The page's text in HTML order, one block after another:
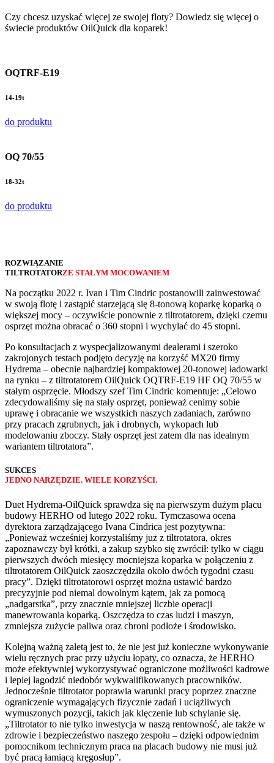
Czy chcesz uzyskać więcej ze swojej floty? Dowiedz się więcej o
świecie produktów OilQuick dla koparek!
OQTRF-E19
14-19t
do produktu
OQ 70/55
18-32t
do produktu
ROZWIĄZANIE
TILTROTATORZE STAŁYM MOCOWANIEM
Na początku 2022 r. Ivan i Tim Cindric postanowili zainwestować
w swoją flotę i zastąpić starzejącą się 8-tonową koparkę koparką o
większej mocy – oczywiście ponownie z tiltrotatorem, dzięki czemu
osprzęt można obracać o 360 stopni i wychylać do 45 stopni.
Po konsultacjach z wyspecjalizowanymi dealerami i szeroko
zakrojonych testach podjęto decyzję na korzyść MX20 firmy
Hydrema – obecnie najbardziej kompaktowej 20-tonowej ładowarki
na rynku – z tiltrotatorem OilQuick OQTRF-E19 HF OQ 70/55 w
stałym osprzęcie. Młodszy szef Tim Cindric komentuje: „Celowo
zdecydowaliśmy się na stały osprzęt, ponieważ cenimy sobie
uprawę i obracanie we wszystkich naszych zadaniach, zarówno
przy pracach zgrubnych, jak i drobnych, wykopach lub
modelowaniu zboczy. Stały osprzęt jest zatem dla nas idealnym
wariantem tiltrotatora”.
SUKCES
JEDNO NARZĘDZIE. WIELE KORZYŚCI.
Duet Hydrema-OilQuick sprawdza się na pierwszym dużym placu
budowy HERHO od lutego 2022 roku. Tymczasowa ocena
dyrektora zarządzającego Ivana Cindrica jest pozytywna:
„Ponieważ wcześniej korzystaliśmy już z tiltrotatora, okres
zapoznawczy był krótki, a zakup szybko się zwrócił: tylko w ciągu
pierwszych dwóch miesięcy mocniejsza koparka w połączeniu z
tiltrotatorem OilQuick zaoszczędziła około dwóch tygodni czasu
pracy”. Dzięki tiltrotatorowi osprzęt można ustawić bardzo
precyzyjnie pod niemal dowolnym kątem, jak za pomocą
„nadgarstka”, przy znacznie mniejszej liczbie operacji
manewrowania koparką. Oszczędza to czas ludzi i maszyn,
zmniejsza zużycie paliwa oraz chroni podłoże i środowisko.
Kolejną ważną zaletą jest to, że nie jest już konieczne wykonywanie
wielu ręcznych prac przy użyciu łopaty, co oznacza, że HERHO
może efektywniej wykorzystywać ograniczone możliwości kadrowe
i lepiej łagodzić niedobór wykwalifikowanych pracowników.
Jednocześnie tiltrotator poprawia warunki pracy poprzez znaczne
ograniczenie wymagających fizycznie zadań i uciążliwych
wymuszonych pozycji, takich jak klęczenie lub schylanie się.
„Tiltrotator to nie tylko inwestycja w naszą rentowność, ale także w
zdrowie i bezpieczeństwo naszego zespołu – dzięki odpowiednim
pomocnikom technicznym praca na placach budowy nie musi już
być pracą łamiącą kręgosłup”.